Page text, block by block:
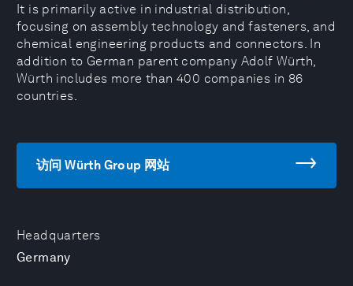
Headquarters
Germany
It is primarily active in industrial distribution,
focusing on assembly technology and fasteners, and
chemical engineering products and connectors. In
addition to German parent company Adolf Würth,
Würth includes more than 400 companies in 86
countries.
访问 Würth Group 网站